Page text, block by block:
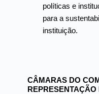
políticas e
para a
instituição.
CÂMARAS DO
REPRESENTAÇÃO